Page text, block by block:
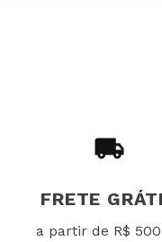
FRETE
a partir de R$